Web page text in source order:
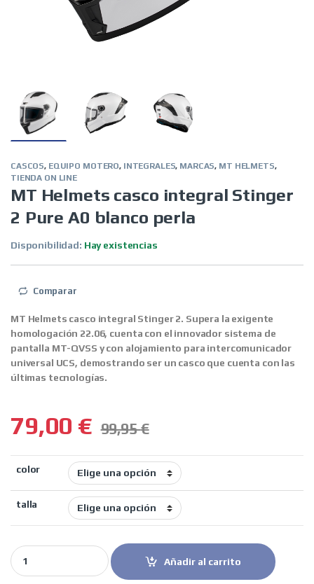
CASCOS, EQUIPO MOTERO, INTEGRALES, MARCAS, MT HELMETS,
TIENDA ON LINE
MT Helmets casco integral Stinger
2 Pure A0 blanco perla
Disponibilidad: Hay existencias
Comparar
MT Helmets casco integral Stinger 2. Supera la exigente
homologación 22.06, cuenta con el innovador sistema de
pantalla MT-QVSS y con alojamiento para intercomunicador
universal UCS, demostrando ser un casco que cuenta con las
últimas tecnologías.
79,00 € 99,95€
color
talla
MT Helmets casco integral Stinger 2 Pure A0 blanco perla
Añadir al carrito